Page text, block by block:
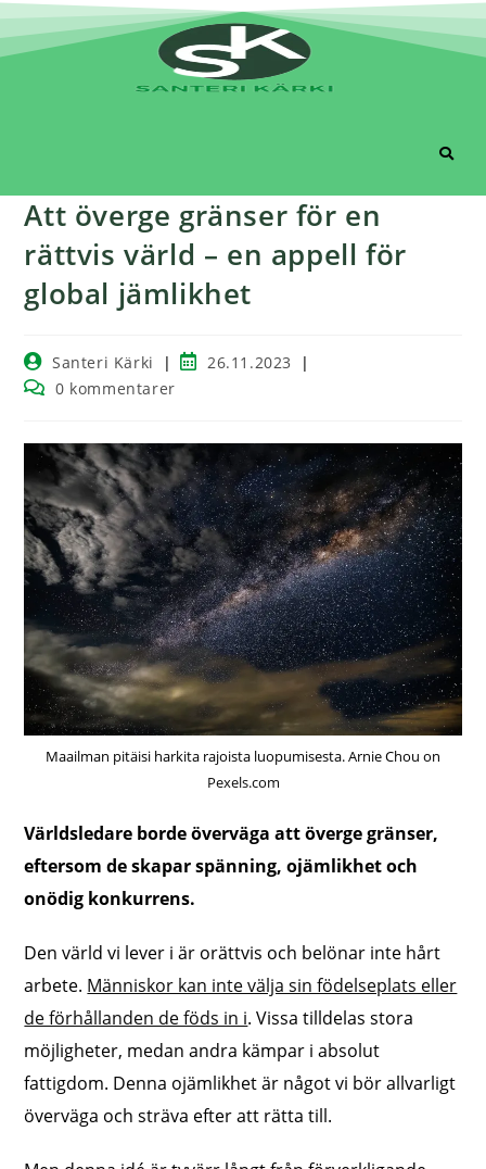
Att överge gränser för en
rättvis värld – en appell för
global jämlikhet
Santeri Kärki
26.11.2023
0 kommentarer
Maailman pitäisi harkita rajoista luopumisesta. Arnie Chou on
Pexels.com
Världsledare borde överväga att överge gränser,
eftersom de skapar spänning, ojämlikhet och
onödig konkurrens.
Den värld vi lever i är orättvis och belönar inte hårt
arbete. Människor kan inte välja sin födelseplats eller
de förhållanden de föds in i. Vissa tilldelas stora
möjligheter, medan andra kämpar i absolut
fattigdom. Denna ojämlikhet är något vi bör allvarligt
överväga och sträva efter att rätta till.